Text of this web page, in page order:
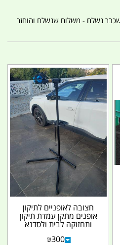
נשלח - משלוח שנשלח והוחזר
חצובה לאופניים לתיקון
אופנים מתקן עמדת תיקון
ותחזוקה לבית ולסדנא
מתאים גם כמתנה...
₪300